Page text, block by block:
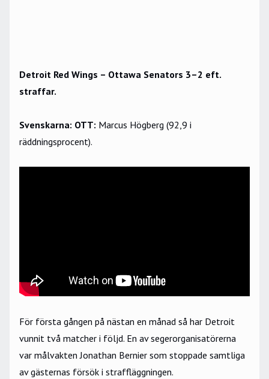
Detroit Red Wings – Ottawa Senators 3–2 eft.
straffar.
Svenskarna: OTT: Marcus Högberg (92,9 i
räddningsprocent).
För första gången på nästan en månad så har Detroit
vunnit två matcher i följd. En av segerorganisatörerna
var målvakten Jonathan Bernier som stoppade samtliga
av gästernas försök i straffläggningen.